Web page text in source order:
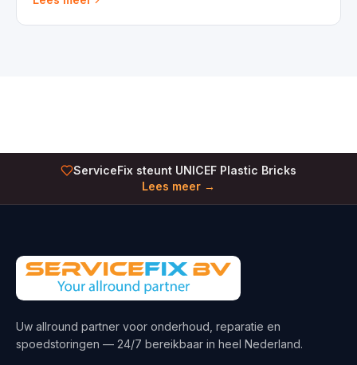
ServiceFix steunt UNICEF Plastic Bricks
Lees meer →
Uw allround partner voor onderhoud, reparatie en
spoedstoringen — 24/7 bereikbaar in heel Nederland.